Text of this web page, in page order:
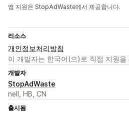
앱 지원은 StopAdWaste에서 제공합니다.
리소스
개인정보처리방침
이 개발자는 한국어(으)로 직접 지원을
개발자
StopAdWaste
nell, HB, CN
출시됨